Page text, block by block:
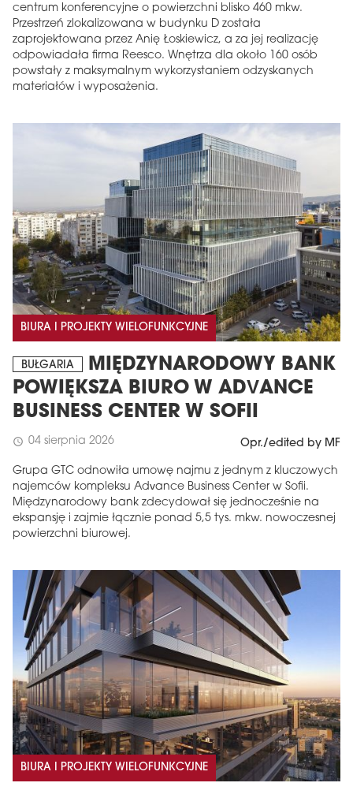
centrum konferencyjne o powierzchni blisko 460 mkw.
Przestrzeń zlokalizowana w budynku D została
zaprojektowana przez Anię Łoskiewicz, a za jej realizację
odpowiadała firma Reesco. Wnętrza dla około 160 osób
powstały z maksymalnym wykorzystaniem odzyskanych
materiałów i wyposażenia.
BIURA I PROJEKTY WIELOFUNKCYJNE
BUŁGARIA
MIĘDZYNARODOWY BANK
POWIĘKSZA BIURO W ADVANCE
BUSINESS CENTER W SOFII
schedule 04 sierpnia 2026 Opr./edited by MF
Grupa GTC odnowiła umowę najmu z jednym z kluczowych
najemców kompleksu Advance Business Center w Sofii.
Międzynarodowy bank zdecydował się jednocześnie na
ekspansję i zajmie łącznie ponad 5,5 tys. mkw. nowoczesnej
powierzchni biurowej.
BIURA I PROJEKTY WIELOFUNKCYJNE